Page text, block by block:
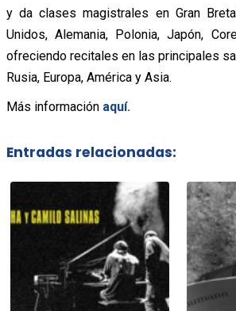
y da clases magistrales en Gran
Unidos, Alemania, Polonia, Japón,
ofreciendo recitales en las principales
Rusia, Europa, América y Asia.
Más información aquí.
Entradas relacionadas: